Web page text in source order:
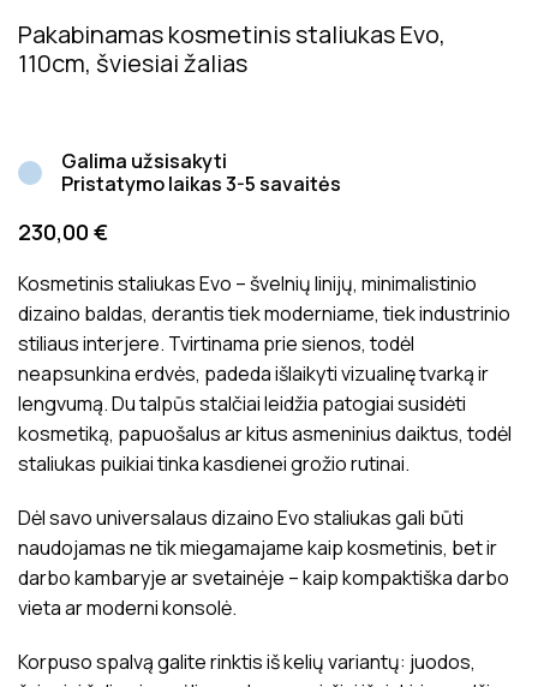
Pakabinamas kosmetinis staliukas Evo,
110cm, šviesiai žalias
Galima užsisakyti
Pristatymo laikas 3-5 savaitės
230,00 €
Kosmetinis staliukas Evo – švelnių linijų, minimalistinio
dizaino baldas, derantis tiek moderniame, tiek industrinio
stiliaus interjere. Tvirtinama prie sienos, todėl
neapsunkina erdvės, padeda išlaikyti vizualinę tvarką ir
lengvumą. Du talpūs stalčiai leidžia patogiai susidėti
kosmetiką, papuošalus ar kitus asmeninius daiktus, todėl
staliukas puikiai tinka kasdienei grožio rutinai.
Dėl savo universalaus dizaino Evo staliukas gali būti
naudojamas ne tik miegamajame kaip kosmetinis, bet ir
darbo kambaryje ar svetainėje – kaip kompaktiška darbo
vieta ar moderni konsolė.
Korpuso spalvą galite rinktis iš kelių variantų: juodos,